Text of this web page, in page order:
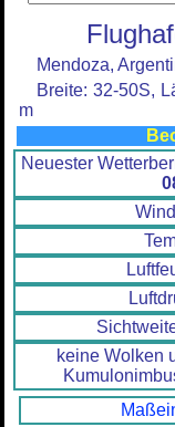
Mendoza,
Breite: 32-50S,
m
Neuester
Wind
keine Wolken